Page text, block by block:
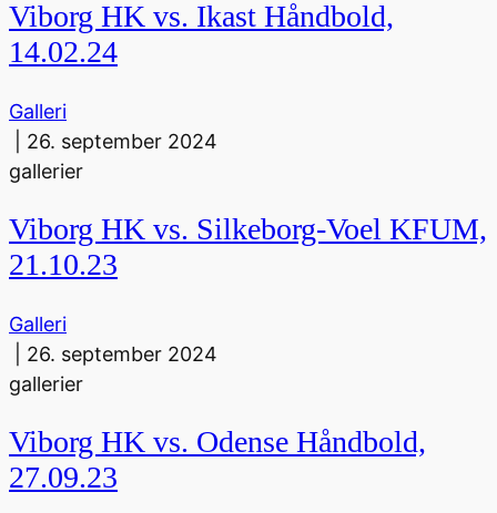
Viborg HK vs. Ikast Håndbold,
14.02.24
Galleri
26. september 2024
gallerier
Viborg HK vs. Silkeborg-Voel KFUM,
21.10.23
Galleri
26. september 2024
gallerier
Viborg HK vs. Odense Håndbold,
27.09.23